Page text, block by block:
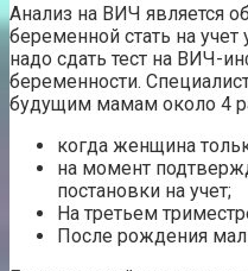
Анализ на ВИЧ является
беременной стать на учет
надо сдать тест на ВИЧ-
беременности.
будущим мамам около 4
когда женщина
на момент
постановки на учет;
На третьем
После рождения